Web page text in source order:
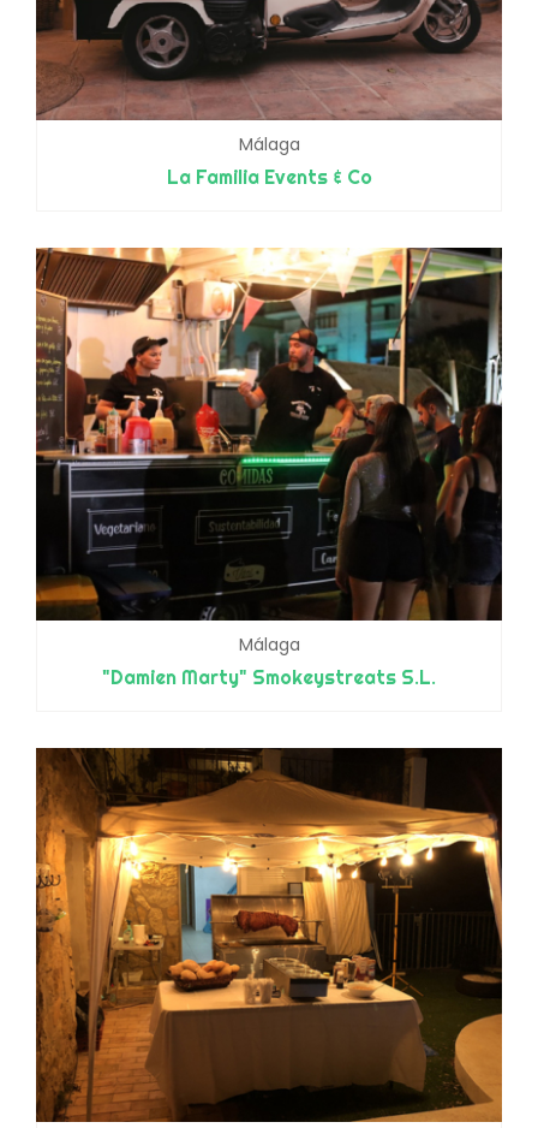
Málaga
La Familia Events & Co
Málaga
"Damien Marty" Smokeystreats S.L.